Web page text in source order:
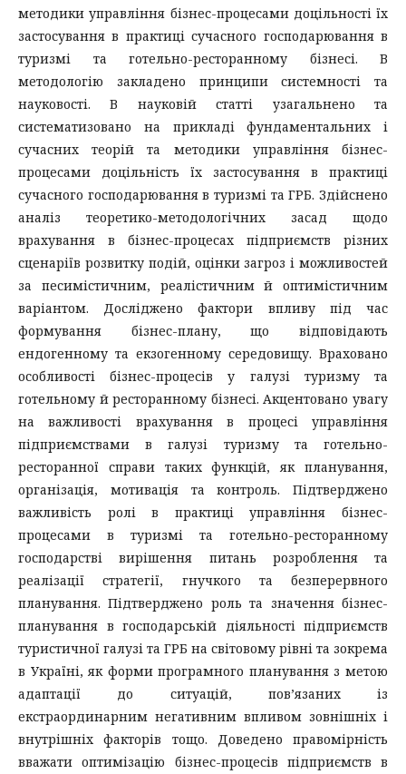
методики управління бізнес-процесами доцільності їх
застосування в практиці сучасного господарювання в
туризмі та готельно-ресторанному бізнесі. В
методологію закладено принципи системності та
науковості. В науковій статті узагальнено та
систематизовано на прикладі фундаментальних і
сучасних теорій та методики управління бізнес-
процесами доцільність їх застосування в практиці
сучасного господарювання в туризмі та ГРБ. Здійснено
аналіз теоретико-методологічних засад щодо
врахування в бізнес-процесах підприємств різних
сценаріїв розвитку подій, оцінки загроз і можливостей
за песимістичним, реалістичним й оптимістичним
варіантом. Досліджено фактори впливу під час
формування бізнес-плану, що відповідають
ендогенному та екзогенному середовищу. Враховано
особливості бізнес-процесів у галузі туризму та
готельному й ресторанному бізнесі. Акцентовано увагу
на важливості врахування в процесі управління
підприємствами в галузі туризму та готельно-
ресторанної справи таких функцій, як планування,
організація, мотивація та контроль. Підтверджено
важливість ролі в практиці управління бізнес-
процесами в туризмі та готельно-ресторанному
господарстві вирішення питань розроблення та
реалізації стратегії, гнучкого та безперервного
планування. Підтверджено роль та значення бізнес-
планування в господарській діяльності підприємств
туристичної галузі та ГРБ на світовому рівні та зокрема
в Україні, як форми програмного планування з метою
адаптації до ситуацій, пов’язаних із
екстраординарним негативним впливом зовнішніх і
внутрішніх факторів тощо. Доведено правомірність
вважати оптимізацію бізнес-процесів підприємств в